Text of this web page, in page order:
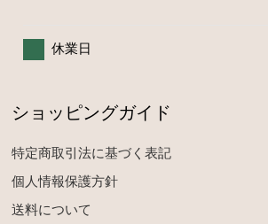
休業日
ショッピングガイド
特定商取引法に基づく表記
個人情報保護方針
送料について